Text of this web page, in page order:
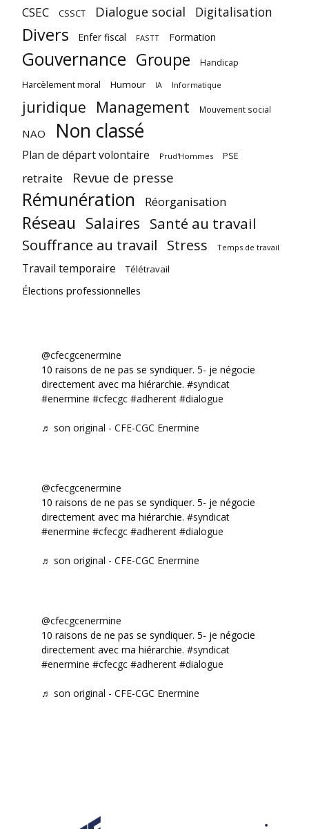
CSEC CSSCT Dialogue social Digitalisation
Divers Enfer fiscal FASTT Formation
Gouvernance Groupe Handicap
Harcèlement moral Humour IA Informatique
juridique Management Mouvement social
NAO Non classé
Plan de départ volontaire Prud'Hommes PSE
retraite Revue de presse
Rémunération Réorganisation
Réseau Salaires Santé au travail
Souffrance au travail Stress Temps de travail
Travail temporaire Télétravail
Élections professionnelles
@cfecgcenermine
10 raisons de ne pas se syndiquer. 5- je négocie
directement avec ma hiérarchie. #syndicat
#enermine #cfecgc #adherent #dialogue
♬ son original - CFE-CGC Enermine
@cfecgcenermine
10 raisons de ne pas se syndiquer. 5- je négocie
directement avec ma hiérarchie. #syndicat
#enermine #cfecgc #adherent #dialogue
♬ son original - CFE-CGC Enermine
@cfecgcenermine
10 raisons de ne pas se syndiquer. 5- je négocie
directement avec ma hiérarchie. #syndicat
#enermine #cfecgc #adherent #dialogue
♬ son original - CFE-CGC Enermine